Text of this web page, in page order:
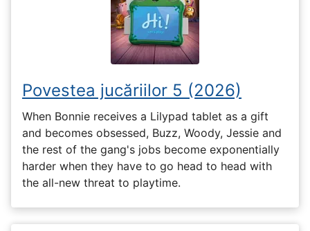
Povestea jucăriilor 5 (2026)
When Bonnie receives a Lilypad tablet as a gift
and becomes obsessed, Buzz, Woody, Jessie and
the rest of the gang's jobs become exponentially
harder when they have to go head to head with
the all-new threat to playtime.